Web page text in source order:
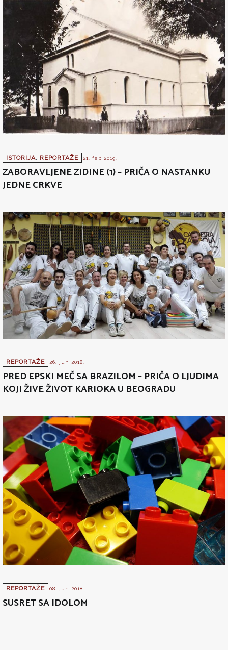
ISTORIJA, REPORTAŽE 21. feb 2019.
ZABORAVLJENE ZIDINE (1) – PRIČA O NASTANKU
JEDNE CRKVE
REPORTAŽE 26. jun 2018.
PRED EPSKI MEČ SA BRAZILOM – PRIČA O LJUDIMA
KOJI ŽIVE ŽIVOT KARIOKA U BEOGRADU
REPORTAŽE 08. jun 2018.
SUSRET SA IDOLOM